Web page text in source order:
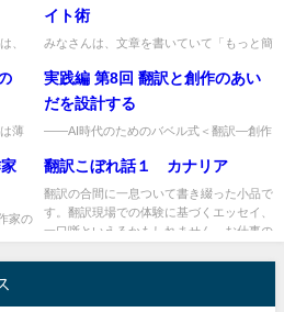
りません。しかし、多...
、
の
イト術
みなさんは、文章を書いていて「もっと簡
と感じたことはありませんか？ 推敲は誰
にとっても悩ましい作業です...
薄
ル
実践編 第8回 翻訳と創作のあい
だを設計する
――AI時代のためのバベル式＜翻訳―創作
れとも創作ですか？」 AIを使って文章を
書いていると、一度...
家の
翻訳こぼれ話１ カナリア
翻訳の合間に一息ついて書き綴った小品で
す。翻訳現場での体験に基づくエッセイ、
一口噺といえるかもしれません。お仕事の